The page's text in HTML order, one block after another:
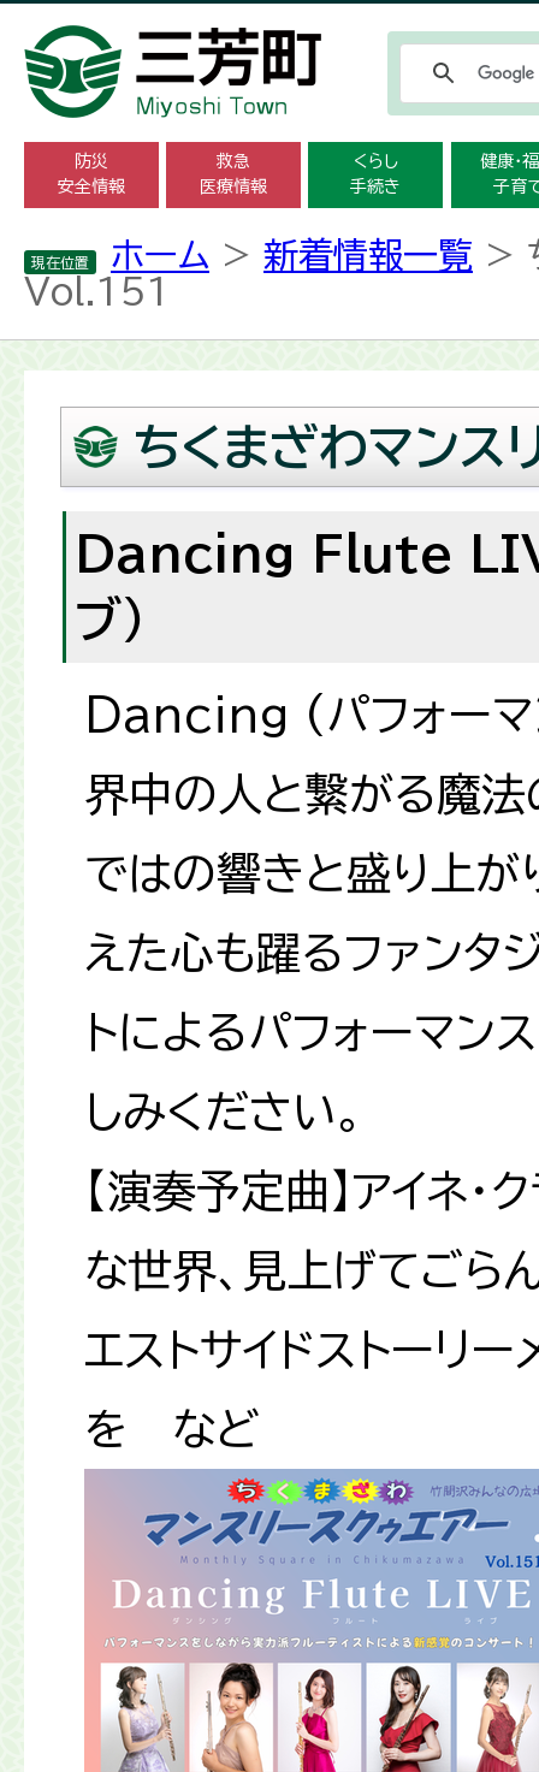
防災
安全情報
救急
医療情報
くらし
手続き
健康・
子育
現在位置 ホーム > 新着情報一覧 >
Vol.151
ちくまざわマン
Dancing Flute LIVE
ブ）
Dancing (パフォー
界中の人と繋がる魔
ではの響きと盛り上が
えた心も躍るファンタ
トによるパフォーマン
しみください。
【演奏予定曲】アイネ・
な世界、見上げてごら
エストサイドストーリ
を など